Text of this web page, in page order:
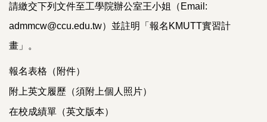
請繳交下列文件至工學院辦公室王小姐（Email:
admmcw@ccu.edu.tw）並註明「報名KMUTT實習計
畫」。
報名表格（附件）
附上英文履歷（須附上個人照片）
在校成績單（英文版本）